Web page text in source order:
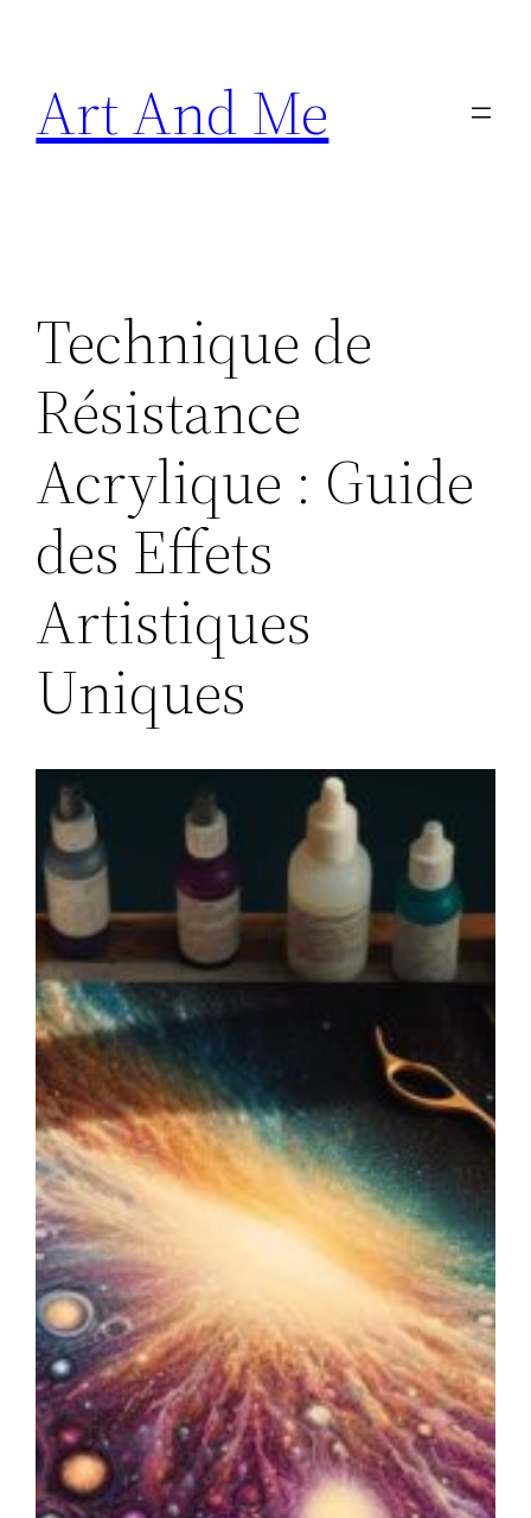
content
Art And Me
Technique de
Résistance
Acrylique : Guide
des Effets
Artistiques
Uniques